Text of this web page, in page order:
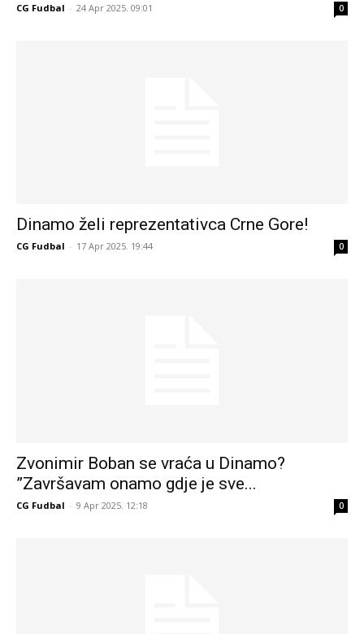
CG Fudbal - 24 Apr 2025. 09:01 0
Dinamo želi reprezentativca Crne Gore!
CG Fudbal - 17 Apr 2025. 19:44 0
Zvonimir Boban se vraća u Dinamo?
”Završavam onamo gdje je sve...
CG Fudbal - 9 Apr 2025. 12:18 0